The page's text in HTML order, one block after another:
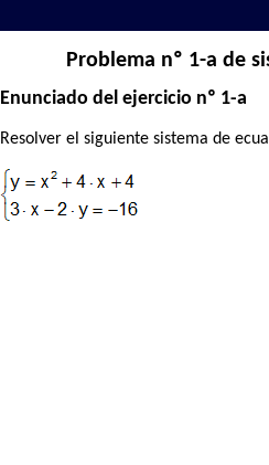
Problema nº 1-a de
Enunciado del ejercicio nº 1-a
Resolver el siguiente sistema de